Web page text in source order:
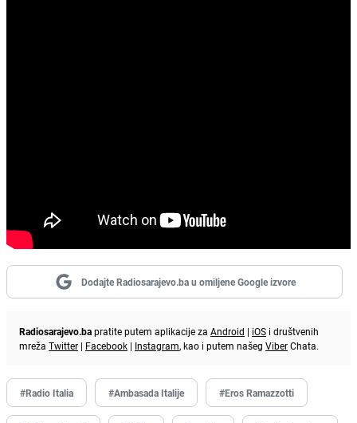
Dodajte Radiosarajevo.ba u omiljene Google izvore
Radiosarajevo.bapratite putem aplikacije za Android | iOS i društvenih
mreža Twitter | Facebook | Instagram, kao i putem našeg ViberChata.
#Radio Italia #Ambasada Italije #Eros Ramazzotti